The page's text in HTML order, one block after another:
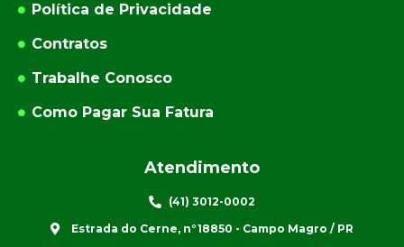
Política de Privacidade
Contratos
Trabalhe Conosco
Como Pagar Sua Fatura
Atendimento
(41) 3012-0002
Estrada do Cerne, n°18850 - Campo Magro / PR